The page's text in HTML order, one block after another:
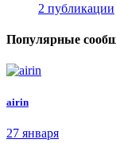
2 публикации
Популярные
airin
27 января